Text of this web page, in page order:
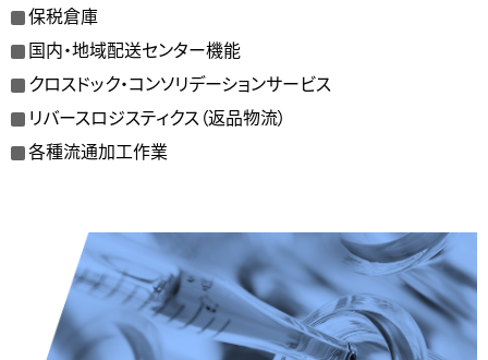
保税倉庫
国内・地域配送センター機能
クロスドック・コンソリデーションサービス
リバースロジスティクス（返品物流）
各種流通加工作業